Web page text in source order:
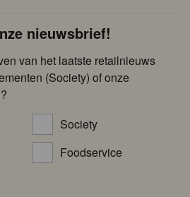
nieuwsbrief!
van het laatste retailnieuws
(Society) of onze
Society
Foodservice